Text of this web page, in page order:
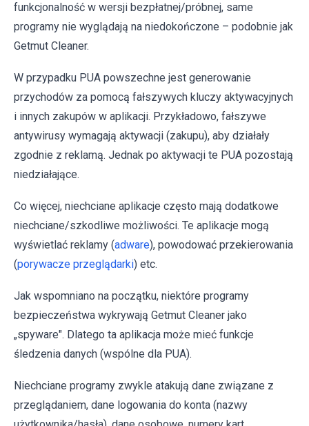
funkcjonalność w wersji bezpłatnej/próbnej, same
programy nie wyglądają na niedokończone – podobnie jak
Getmut Cleaner.
W przypadku PUA powszechne jest generowanie
przychodów za pomocą fałszywych kluczy aktywacyjnych
i innych zakupów w aplikacji. Przykładowo, fałszywe
antywirusy wymagają aktywacji (zakupu), aby działały
zgodnie z reklamą. Jednak po aktywacji te PUA pozostają
niedziałające.
Co więcej, niechciane aplikacje często mają dodatkowe
niechciane/szkodliwe możliwości. Te aplikacje mogą
wyświetlać reklamy (adware), powodować przekierowania
(porywacze przeglądarki) etc.
Jak wspomniano na początku, niektóre programy
bezpieczeństwa wykrywają Getmut Cleaner jako
„spyware". Dlatego ta aplikacja może mieć funkcje
śledzenia danych (wspólne dla PUA).
Niechciane programy zwykle atakują dane związane z
przeglądaniem, dane logowania do konta (nazwy